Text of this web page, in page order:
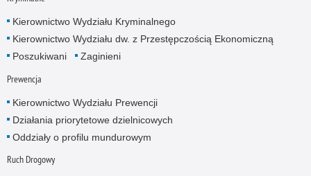
Kierownictwo Wydziału Kryminalnego
Kierownictwo Wydziału dw. z Przestępczością Ekonomiczną
Poszukiwani
Zaginieni
Prewencja
Kierownictwo Wydziału Prewencji
Działania priorytetowe dzielnicowych
Oddziały o profilu mundurowym
Ruch Drogowy